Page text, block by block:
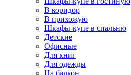
В коридор
В прихожую
Шкафы-купе в спальню
Детские
Офисные
Для книг
Для одежды
На балкон